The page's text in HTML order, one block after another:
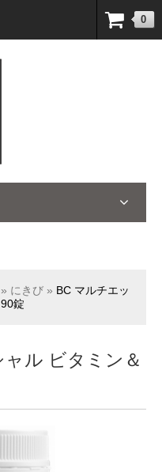
床経験＆知識の豊富なナチュ
ラルグッズをお届けします！
0
» にきび » BC マルチエッ
錠
ル ビタミン＆